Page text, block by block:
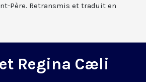
Père. Retransmis et traduit en
Regina Cæli